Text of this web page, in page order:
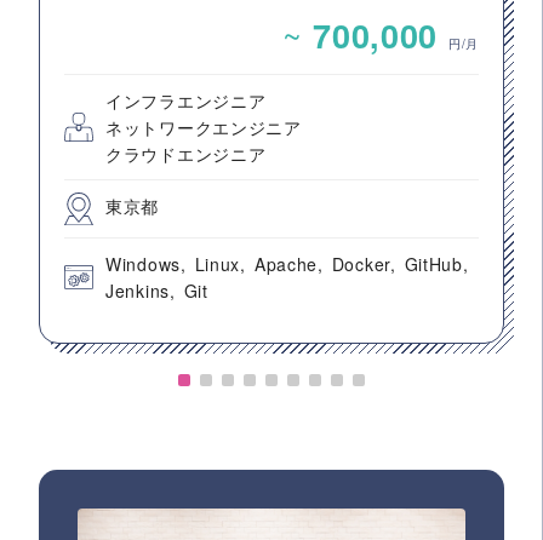
~ 700,000 円/月
インフラエンジニア
ネットワークエンジニア
クラウドエンジニア
東京都
Windows Linux Apache Docker
GitHub
Jenkins
Git